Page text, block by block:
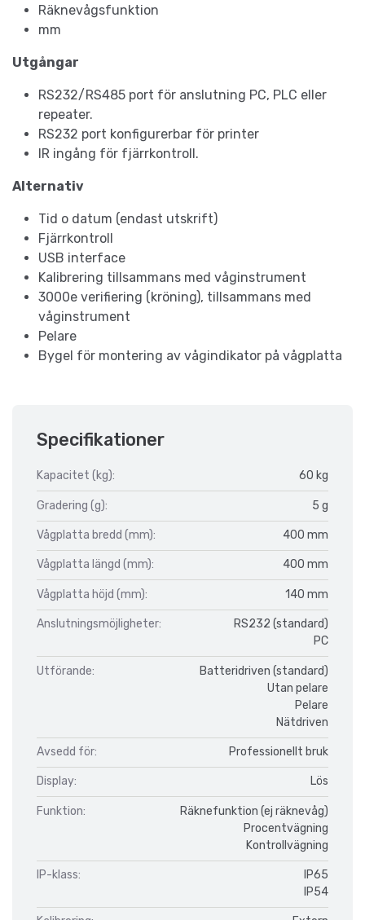
Räknevågsfunktion
mm
Utgångar
RS232/RS485 port för anslutning PC, PLC eller
repeater.
RS232 port konfigurerbar för printer
IR ingång för fjärrkontroll.
Alternativ
Tid o datum (endast utskrift)
Fjärrkontroll
USB interface
Kalibrering tillsammans med våginstrument
3000e verifiering (kröning), tillsammans med
våginstrument
Pelare
Bygel för montering av vågindikator på vågplatta
Specifikationer
Kapacitet (kg): 60 kg
Gradering (g): 5 g
Vågplatta bredd (mm): 400 mm
Vågplatta längd (mm): 400 mm
Vågplatta höjd (mm): 140 mm
Anslutningsmöjligheter:
RS232 (standard)
PC
Utförande:
Batteridriven (standard)
Utan pelare
Pelare
Nätdriven
Avsedd för: Professionellt bruk
Display: Lös
Funktion:
Räknefunktion (ej räknevåg)
Procentvägning
Kontrollvägning
IP-klass:
IP65
IP54